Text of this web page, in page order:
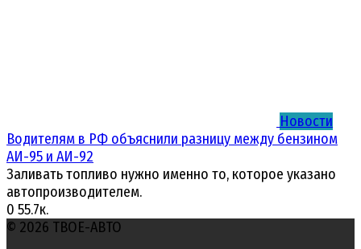
Новости
Водителям в РФ объяснили разницу между бензином
АИ-95 и АИ-92
Заливать топливо нужно именно то, которое указано
автопроизводителем.
0 55.7к.
© 2026 ТВОЕ-АВТО